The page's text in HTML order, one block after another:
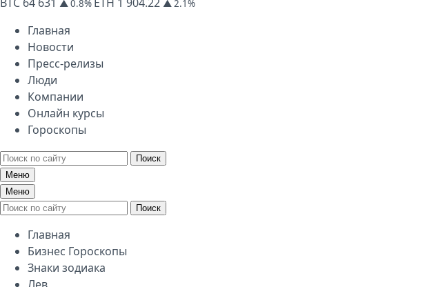
▲ 0.8% ▲ 2.1%
Главная
Новости
Пресс-релизы
Люди
Компании
Онлайн курсы
Гороскопы
Поиск
Меню
Меню
Поиск
Главная
Бизнес Гороскопы
Знаки зодиака